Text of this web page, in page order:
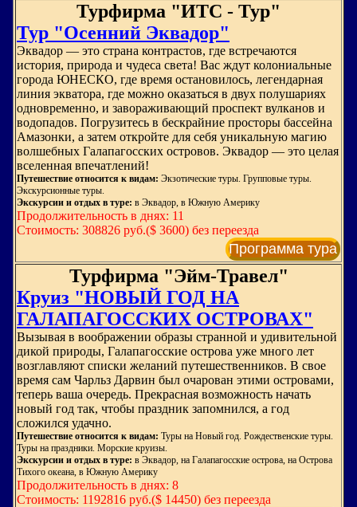
Турфирма "ИТС - Тур"
Тур "Осенний Эквадор"
Эквадор — это страна контрастов, где встречаются
история, природа и чудеса света! Вас ждут колониальные
города ЮНЕСКО, где время остановилось, легендарная
линия экватора, где можно оказаться в двух полушариях
одновременно, и завораживающий проспект вулканов и
водопадов. Погрузитесь в бескрайние просторы бассейна
Амазонки, а затем откройте для себя уникальную магию
волшебных Галапагосских островов. Эквадор — это целая
вселенная впечатлений!
Путешествие относится к видам: Экзотические туры. Групповые туры.
Экскурсионные туры.
Экскурсии и отдых в туре: в Эквадор, в Южную Америку
Продолжительность в днях: 11
Стоимость: 308826 руб.($ 3600) без переезда
Программа тура
Турфирма "Эйм-Травел"
Круиз "НОВЫЙ ГОД НА
ГАЛАПАГОССКИХ ОСТРОВАХ"
Вызывая в воображении образы странной и удивительной
дикой природы, Галапагосские острова уже много лет
возглавляют списки желаний путешественников. В свое
время сам Чарльз Дарвин был очарован этими островами,
теперь ваша очередь. Прекрасная возможность начать
новый год так, чтобы праздник запомнился, а год
сложился удачно.
Путешествие относится к видам: Туры на Новый год. Рождественские туры.
Туры на праздники. Морские круизы.
Экскурсии и отдых в туре: в Эквадор, на Галапагосские острова, на Острова
Тихого океана, в Южную Америку
Продолжительность в днях: 8
Стоимость: 1192816 руб.($ 14450) без переезда